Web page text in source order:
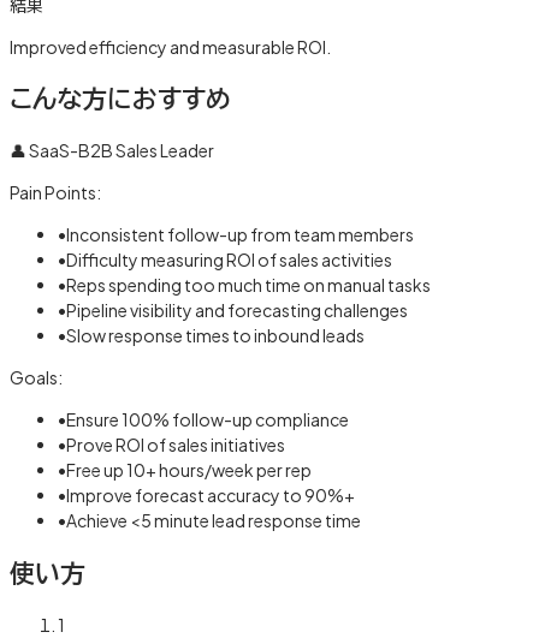
Improved efficiency and measurable ROI.
こんな方におすすめ
👤SaaS-B2B Sales Leader
Pain Points:
•Inconsistent follow-up from team members
•Difficulty measuring ROI of sales activities
•Reps spending too much time on manual tasks
•Pipeline visibility and forecasting challenges
•Slow response times to inbound leads
Goals:
•Ensure 100% follow-up compliance
•Prove ROI of sales initiatives
•Free up 10+ hours/week per rep
•Improve forecast accuracy to 90%+
•Achieve <5 minute lead response time
使い方
1